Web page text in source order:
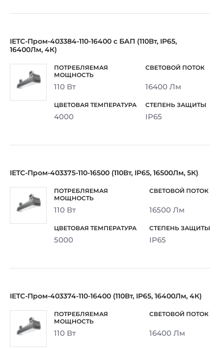
IETC-Пром-403384-110-16400 с БАП (110Вт, IP65,
16400Лм, 4К)
110 Вт 16400 Лм
4000 IP65
IETC-Пром-403375-110-16500 (110Вт, IP65, 16500Лм, 5К)
110 Вт 16500 Лм
5000 IP65
IETC-Пром-403374-110-16400 (110Вт, IP65, 16400Лм, 4К)
110 Вт 16400 Лм